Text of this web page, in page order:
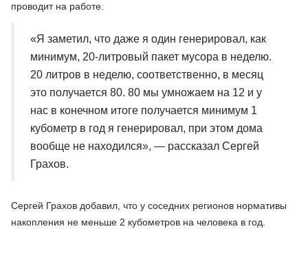
проводит на работе.
«Я заметил, что даже я один генерировал, как
минимум, 20-литровый пакет мусора в неделю.
20 литров в неделю, соответственно, в месяц
это получается 80. 80 мы умножаем на 12 и у
нас в конечном итоге получается минимум 1
кубометр в год я генерировал, при этом дома
вообще не находился», — рассказал Сергей
Грахов.
Сергей Грахов добавил, что у соседних регионов нормативы
накопления не меньше 2 кубометров на человека в год.